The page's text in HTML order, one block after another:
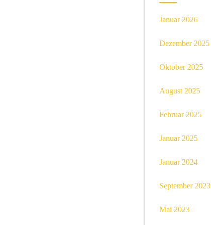
Januar 2026
Dezember 2025
Oktober 2025
August 2025
Februar 2025
Januar 2025
Januar 2024
September 2023
Mai 2023